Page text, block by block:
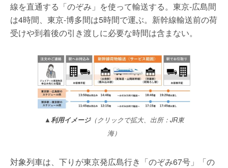
線を直通する「のぞみ」を使って輸送する。東京-広島間
は4時間、東京-博多間は5時間で運ぶ。新幹線輸送前の荷
受けや到着後の引き渡しに必要な時間は含まない。
▲利用イメージ（クリックで拡大、出所：JR東
海）
対象列車は、下りが東京発広島行き「のぞみ67号」「の